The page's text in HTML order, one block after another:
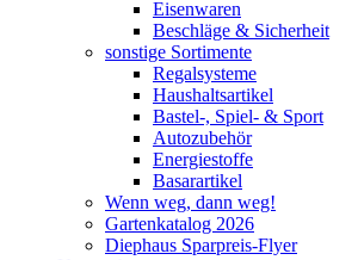
Eisenwaren
Beschläge & Sicherheit
sonstige Sortimente
Regalsysteme
Haushaltsartikel
Bastel-, Spiel- & Sport
Autozubehör
Energiestoffe
Basarartikel
Wenn weg, dann weg!
Gartenkatalog 2026
Diephaus Sparpreis-Flyer